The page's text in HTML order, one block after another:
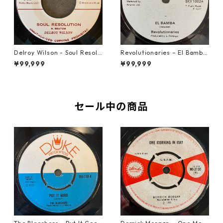
Delroy Wilson - Soul Resolu
tion【7-21935】
¥99,999
Revolutionaries – El Bamba
【7-21855】
¥99,999
セール中の商品